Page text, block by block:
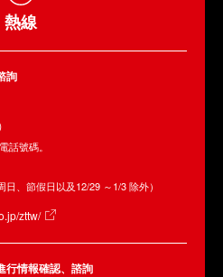
熱線
詢
話號碼。
、節假日以及12/29 ～1/3 除外）
zttw/
行情報確認、諮詢